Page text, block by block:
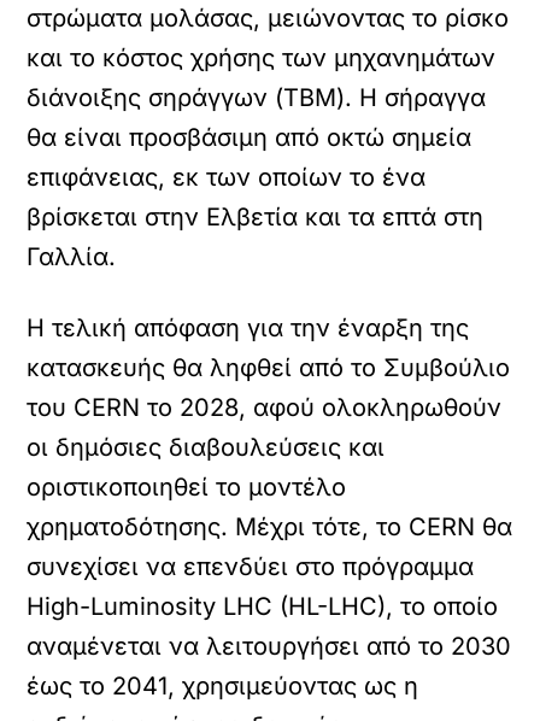
στρώματα μολάσας, μειώνοντας το ρίσκο
και το κόστος χρήσης των μηχανημάτων
διάνοιξης σηράγγων (TBM). Η σήραγγα
θα είναι προσβάσιμη από οκτώ σημεία
επιφάνειας, εκ των οποίων το ένα
βρίσκεται στην Ελβετία και τα επτά στη
Γαλλία.
Η τελική απόφαση για την έναρξη της
κατασκευής θα ληφθεί από το Συμβούλιο
του CERN το 2028, αφού ολοκληρωθούν
οι δημόσιες διαβουλεύσεις και
οριστικοποιηθεί το μοντέλο
χρηματοδότησης. Μέχρι τότε, το CERN θα
συνεχίσει να επενδύει στο πρόγραμμα
High-Luminosity LHC (HL-LHC), το οποίο
αναμένεται να λειτουργήσει από το 2030
έως το 2041, χρησιμεύοντας ως η